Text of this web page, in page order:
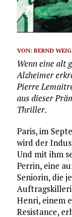
VON: BERND
Wenn eine alt
Alzheimer
Pierre
aus dieser
Thriller.
Paris, im
wird der
Und mit ihm
Perrin, eine
Seniorin, die
Henri, einem
Resistance,